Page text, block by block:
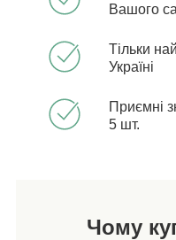
Вашого
Тільки
Україні
Приємні
5 шт.
Чому